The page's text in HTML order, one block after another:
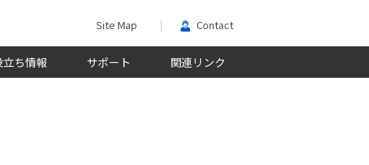
Site Map Contact
ち情報 サポート 関連リンク